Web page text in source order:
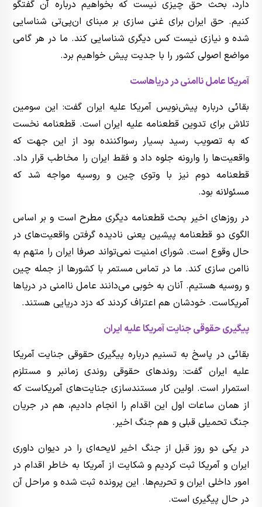
دارد، بحث حق چیزی نیست که بخواهیم درباره آن گفتگو
کنیم. حق ایران برای غنی سازی بر مبنای ان‌پی‌تی شناسایی
شده و نیازی نیست کس دیگری شناسایی کند. ما در هر گامی
مواضع اصولی کشور را با جدیت پیش خواهیم برد.
آمریکا عامل ناامنی در دریاهاست
بقائی درباره پیش‌نویس آمریکا علیه ایران گفت: این سومین
تلاش برای تدوین قطعنامه علیه ایران است. قطعنامه نخست
که به تصویب رسید بسیار رسواکننده بود از این جهت که
واقعیت‌ها را وارونه جلوه داد و فقط ایران را مخاطب قرار داد.
قطعنامه دوم نیز با وتوی چین و روسیه مواجه شد که
مسئولانه بود.
در روزهای اخیر بحث قطعنامه دیگری مطرح است و بر اساس
الگوی دو قطعنامه پیشین یعنی نادیده گرفتن واقعیت‌های در
حال وقوع است. شورای امنیت نمی‌تواند صرفا ایران را متهم به
ناامن سازی کند. ما در تماس مستمر با کشورها از جمله چین
و روسیه هستیم. آنان به خوبی می‌دانند عامل ناامنی در دریاها
آمریکاست. خودشان هم اعتراف کردند که دزد دریایی هستند.
پیگیری حقوقی جنایت آمریکا علیه ایران
بقائی در پاسخ به تسنیم درباره پیگیری حقوقی جنایت آمریکا
علیه ایران گفت: روندهای حقوقی روندی زمانبر و مستلزم
استمرار است. اولین کار مستندسازی جنایت‌های آمریکاست که
از همان ساعات اول این اقدام را انجام دادیم، هم در جریان
جنگ تحمیلی قبلی و هم جنگ اخیر.
در یکی دو روز قبل از جنگ اخیر لایحه‌ای را در دیوان داوری
ایران و آمریکا ثبت کردیم و شکایت از آمریکا به خاطر اقدام در
امور داخلی ایران و تحریم‌ها. این پرونده ثبت شده و مراحل آن
در حال پیگیری است.